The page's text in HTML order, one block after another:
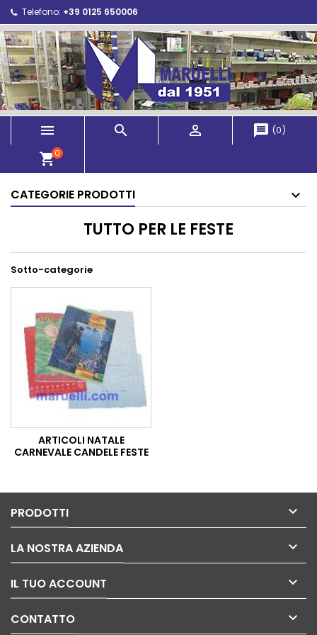
Telefono: +39 0125 650006
   message (0)
shopping_cart0
CATEGORIE PRODOTTI
TUTTO PER LE FESTE
Sotto-categorie
ARTICOLI NATALE
CARNEVALE CANDELE FESTE
PRODOTTI 
LA NOSTRA AZIENDA 
IL TUO ACCOUNT 
CONTATTO 